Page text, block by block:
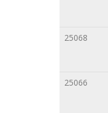
25068
25066